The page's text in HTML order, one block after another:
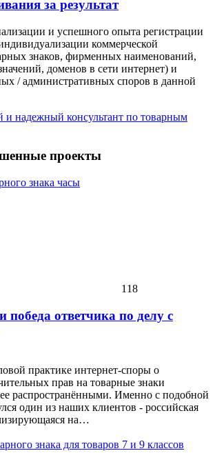
за результат
и успешного опыта регистрации
коммерческой
знаков, фирменных наименований,
доменов в сети интернет) и
/ административных споров в данной
надежный консультант по товарным
проекты
118
победа ответчика по делу с
практике интернет-споры о
прав на товарные знаки
распространёнными. Именно с подобной
один из наших клиентов - российская
на…